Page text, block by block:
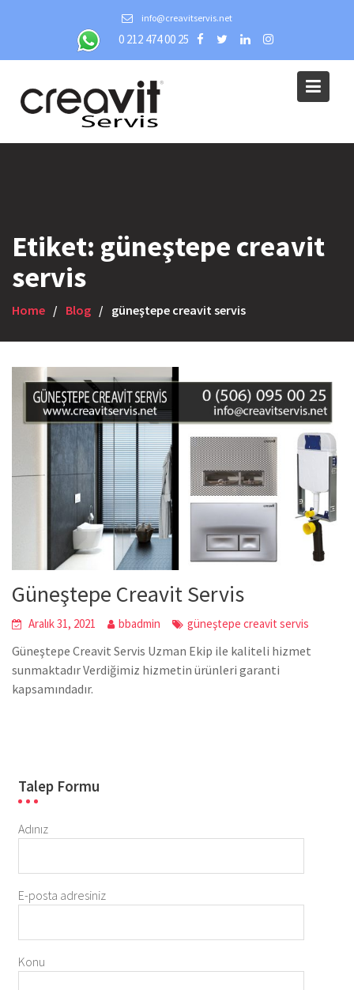
info@creavitservis.net
0 212 474 00 25
Etiket: güneştepe creavit
servis
Home Blog güneştepe creavit servis
Güneştepe Creavit Servis
Aralık 31, 2021 bbadmin güneştepe creavit servis
Güneştepe Creavit Servis Uzman Ekip ile kaliteli hizmet
sunmaktadır Verdiğimiz hizmetin ürünleri garanti
kapsamındadır.
Talep Formu
Adınız
E-posta adresiniz
Konu